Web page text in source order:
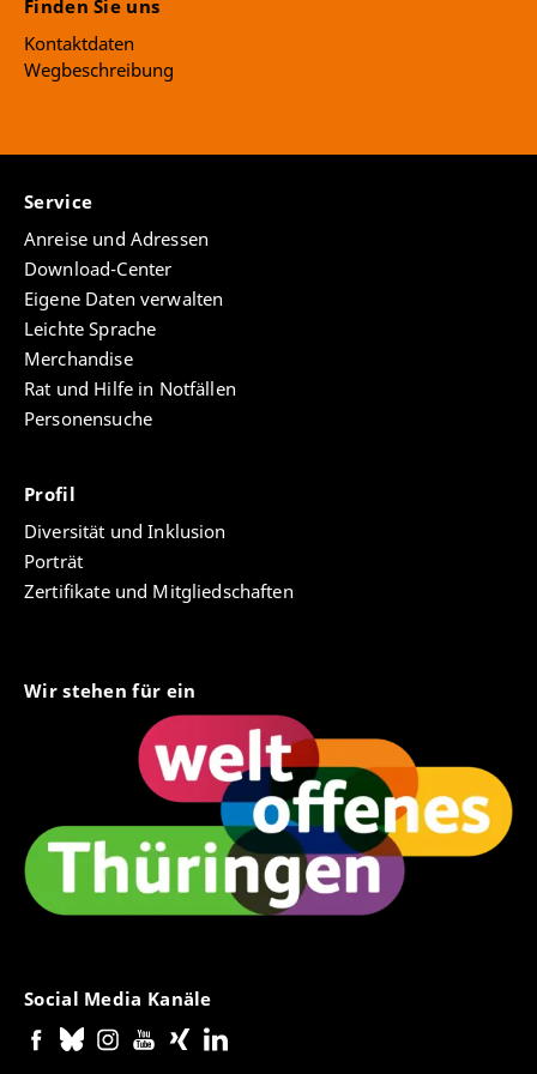
Finden Sie uns
Kontaktdaten
Wegbeschreibung
Service
Anreise und Adressen
Download-Center
Eigene Daten verwalten
Leichte Sprache
Merchandise
Rat und Hilfe in Notfällen
Personensuche
Profil
Diversität und Inklusion
Porträt
Zertifikate und Mitgliedschaften
Wir stehen für ein
Social Media Kanäle